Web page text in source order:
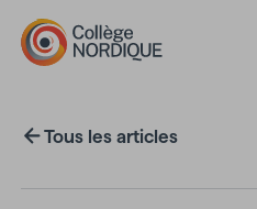
Aller au contenu principal
Tous les articles